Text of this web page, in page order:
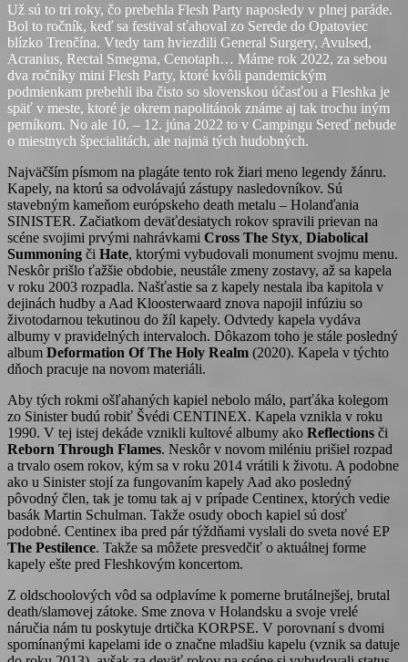
Už sú to tri roky, čo prebehla Flesh Party naposledy v plnej paráde.
Bol to ročník, keď sa festival sťahoval zo Serede do Opatoviec
blízko Trenčína. Vtedy tam hviezdili General Surgery, Avulsed,
Acranius, Rectal Smegma, Cenotaph… Máme rok 2022, za sebou
dva ročníky mini Flesh Party, ktoré kvôli pandemickým
podmienkam prebehli iba čisto so slovenskou účasťou a Fleshka je
späť v meste, ktoré je okrem napolitánok známe aj tak trochu iným
perníkom. No ale 10. – 12. júna 2022 to v Campingu Sereď nebude
o miestnych špecialitách, ale najmä tých hudobných.
Najväčším písmom na plagáte tento rok žiari meno legendy žánru.
Kapely, na ktorú sa odvolávajú zástupy nasledovníkov. Sú
stavebným kameňom európskeho death metalu – Holanďania
SINISTER. Začiatkom deväťdesiatych rokov spravili prievan na
scéne svojimi prvými nahrávkami Cross The Styx Diabolical
Summoning či Hate, ktorými vybudovali monument svojmu menu.
Neskôr prišlo ťažšie obdobie, neustále zmeny zostavy, až sa kapela
v roku 2003 rozpadla. Našťastie sa z kapely nestala iba kapitola v
dejinách hudby a Aad Kloosterwaard znova napojil infúziu so
životodarnou tekutinou do žíl kapely. Odvtedy kapela vydáva
albumy v pravidelných intervaloch. Dôkazom toho je stále posledný
album Deformation Of The Holy Realm (2020). Kapela v týchto
dňoch pracuje na novom materiáli.
Aby tých rokmi ošľahaných kapiel nebolo málo, parťáka kolegom
zo Sinister budú robiť Švédi CENTINEX. Kapela vznikla v roku
1990. V tej istej dekáde vznikli kultové albumy ako Reflections či
Reborn Through Flames. Neskôr v novom miléniu prišiel rozpad
a trvalo osem rokov, kým sa v roku 2014 vrátili k životu. A podobne
ako u Sinister stojí za fungovaním kapely Aad ako posledný
pôvodný člen, tak je tomu tak aj v prípade Centinex, ktorých vedie
basák Martin Schulman. Takže osudy oboch kapiel sú dosť
podobné. Centinex iba pred pár týždňami vyslali do sveta nové EP
The Pestilence. Takže sa môžete presvedčiť o aktuálnej forme
kapely ešte pred Fleshkovým koncertom.
Z oldschoolových vôd sa odplavíme k pomerne brutálnejšej, brutal
death/slamovej zátoke. Sme znova v Holandsku a svoje vrelé
náručia nám tu poskytuje drtička KORPSE. V porovnaní s dvomi
spomínanými kapelami ide o značne mladšiu kapelu (vznik sa datuje